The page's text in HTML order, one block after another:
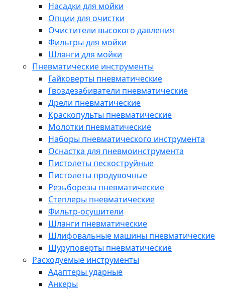
Насадки для мойки
Опции для очистки
Очистители высокого давления
Фильтры для мойки
Шланги для мойки
Пневматические инструменты
Гайковерты пневматические
Гвоздезабиватели пневматические
Дрели пневматические
Краскопульты пневматические
Молотки пневматические
Наборы пневматического инструмента
Оснастка для пневмоинструмента
Пистолеты пескоструйные
Пистолеты продувочные
Резьборезы пневматические
Степлеры пневматические
Фильтр-осушители
Шланги пневматические
Шлифовальные машины пневматические
Шуруповерты пневматические
Расходуемые инструменты
Адаптеры ударные
Анкеры